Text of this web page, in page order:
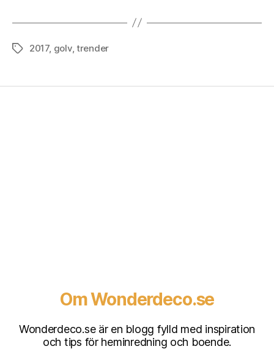
Tags2017, golv, trender
Om Wonderdeco.se
Wonderdeco.se är en blogg fylld med inspiration
och tips för heminredning och boende.